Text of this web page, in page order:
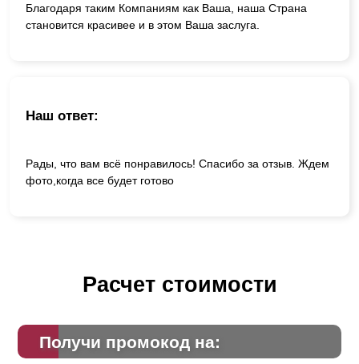
Благодаря таким Компаниям как Ваша, наша Страна
становится красивее и в этом Ваша заслуга.
Наш ответ:
Рады, что вам всё понравилось! Спасибо за отзыв. Ждем
фото,когда все будет готово
Расчет стоимости
Получи промокод на: